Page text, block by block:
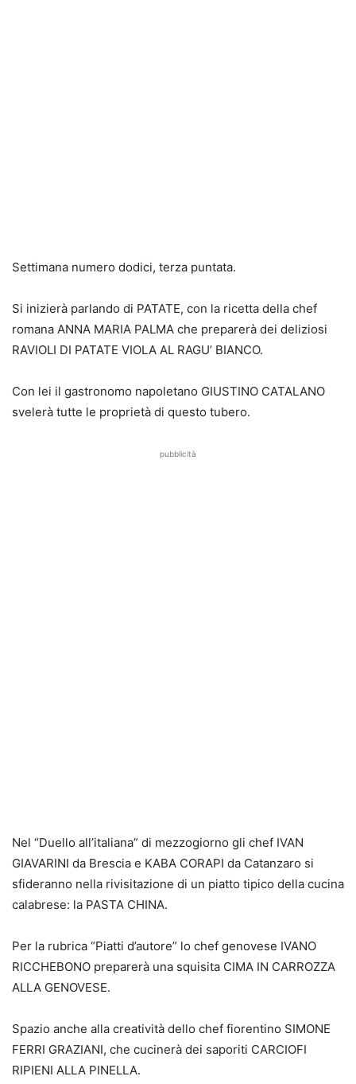
Settimana numero dodici, terza puntata.
Si inizierà parlando di PATATE, con la ricetta della chef
romana ANNA MARIA PALMA che preparerà dei deliziosi
RAVIOLI DI PATATE VIOLA AL RAGU’ BIANCO.
Con lei il gastronomo napoletano GIUSTINO CATALANO
svelerà tutte le proprietà di questo tubero.
pubblicità
Nel “Duello all’italiana” di mezzogiorno gli chef IVAN
GIAVARINI da Brescia e KABA CORAPI da Catanzaro si
sfideranno nella rivisitazione di un piatto tipico della cucina
calabrese: la PASTA CHINA.
Per la rubrica “Piatti d’autore” lo chef genovese IVANO
RICCHEBONO preparerà una squisita CIMA IN CARROZZA
ALLA GENOVESE.
Spazio anche alla creatività dello chef fiorentino SIMONE
FERRI GRAZIANI, che cucinerà dei saporiti CARCIOFI
RIPIENI ALLA PINELLA.